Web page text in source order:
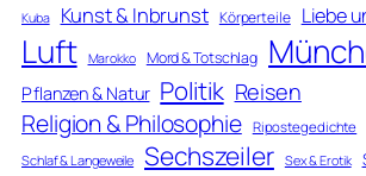
Kuba Kunst & Inbrunst Körperteile Liebe
Luft Marokko Mord & Totschlag
Pflanzen & Natur Politik Reisen
Religion & Philosophie Ripostegedichte
Schlaf & Langeweile Sechszeiler Sex & Erotik